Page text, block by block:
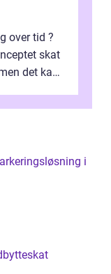
over tid ?
skat
det kan
i